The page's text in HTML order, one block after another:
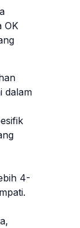
OK
dalam
4-